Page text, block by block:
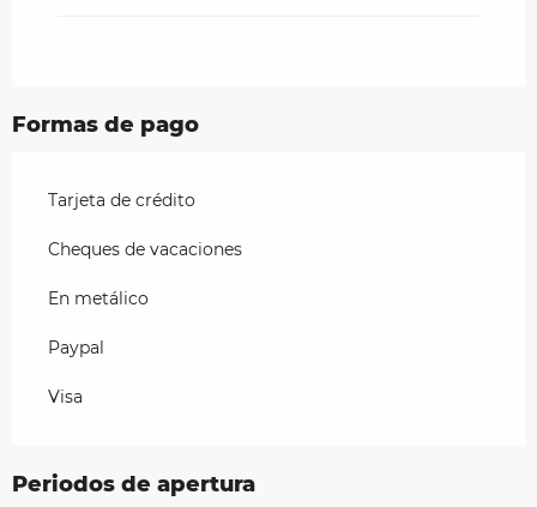
Formas de pago
Tarjeta de crédito
Cheques de vacaciones
En metálico
Paypal
Visa
Periodos de apertura